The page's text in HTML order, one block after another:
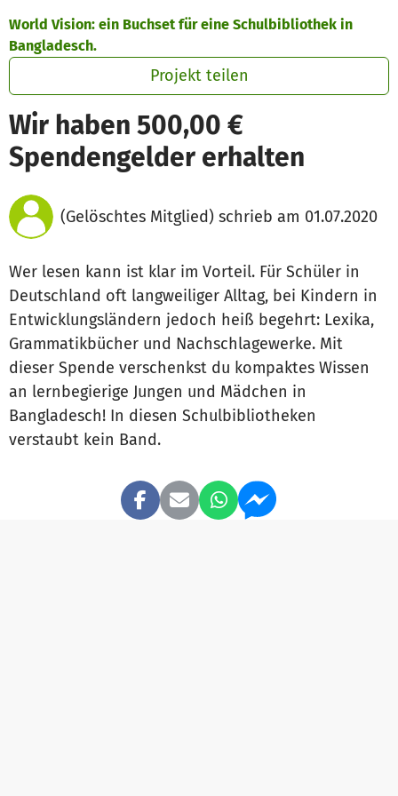
World Vision: ein Buchset für eine Schulbibliothek in
Bangladesch.
Projekt teilen
Wir haben 500,00 €
Spendengelder erhalten
(Gelöschtes Mitglied) schrieb am 01.07.2020
Wer lesen kann ist klar im Vorteil. Für Schüler in
Deutschland oft langweiliger Alltag, bei Kindern in
Entwicklungsländern jedoch heiß begehrt: Lexika,
Grammatikbücher und Nachschlagewerke. Mit
dieser Spende verschenkst du kompaktes Wissen
an lernbegierige Jungen und Mädchen in
Bangladesch! In diesen Schulbibliotheken
verstaubt kein Band.